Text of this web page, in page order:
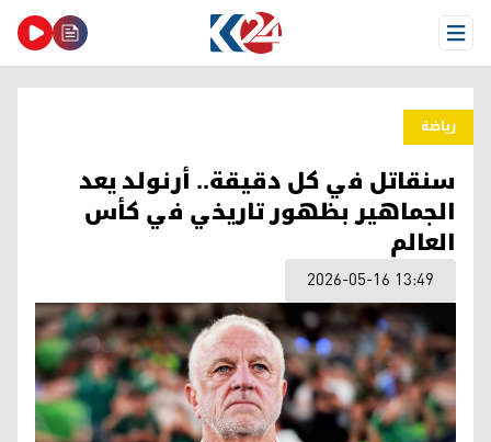
Open Menu
ریاضة
سنقاتل في كل دقيقة.. أرنولد يعد
الجماهير بظهور تاريخي في كأس
العالم
2026-05-16 13:49